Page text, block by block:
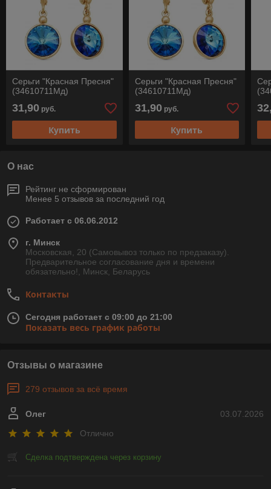
Серьги "Красная Пресня"
(34610711Мд)
31,90 руб.
Купить
Серьги "Красная Пресня"
(34610711Мд)
31,90 руб.
Купить
О нас
Рейтинг не сформирован
Менее 5 отзывов за последний год
Работает с 06.06.2012
г. Минск
Московская, 20 (Самовывоз только по предзаказу).
Предварительное согласование дня и времени
обязательно!, Минск, Беларусь
Контакты
Сегодня работает с 09:00 до 21:00
Показать весь график работы
Отзывы о магазине
279 отзывов за всё время
03.07.2026
Олег
Отлично
Сделка подтверждена через корзину